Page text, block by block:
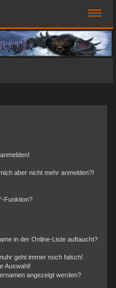
aber nicht mehr anmelden?!
Funktion?
in der Online-Liste auftaucht?
geht immer noch falsch!
Auswahl!
angezeigt werden?